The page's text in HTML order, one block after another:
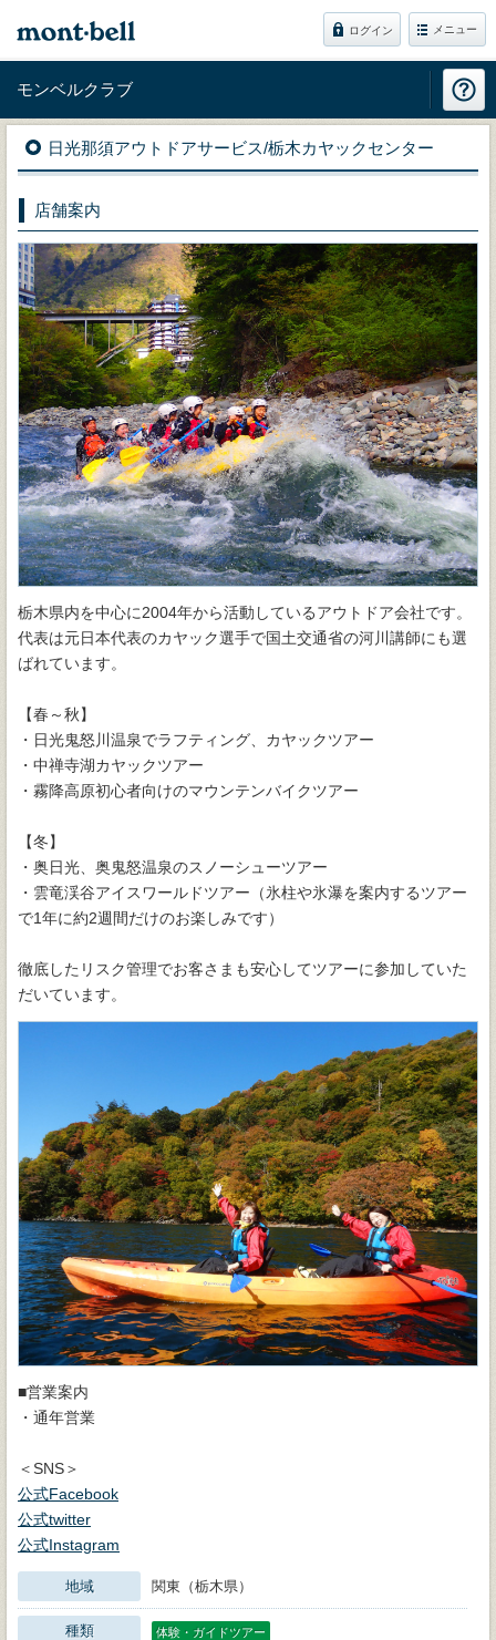
ログイン メニュー
モンベルクラブ
日光那須アウトドアサービス/栃木カヤックセンター
店舗案内
栃木県内を中心に2004年から活動しているアウトドア会社です。
代表は元日本代表のカヤック選手で国土交通省の河川講師にも選
ばれています。
【春～秋】
・日光鬼怒川温泉でラフティング、カヤックツアー
・中禅寺湖カヤックツアー
・霧降高原初心者向けのマウンテンバイクツアー
【冬】
・奥日光、奥鬼怒温泉のスノーシューツアー
・雲竜渓谷アイスワールドツアー（氷柱や氷瀑を案内するツアー
で1年に約2週間だけのお楽しみです）
徹底したリスク管理でお客さまも安心してツアーに参加していた
だいています。
■営業案内
・通年営業
＜SNS＞
公式Facebook
公式twitter
公式Instagram
地域 関東（栃木県）
種類 体験・ガイドツアー